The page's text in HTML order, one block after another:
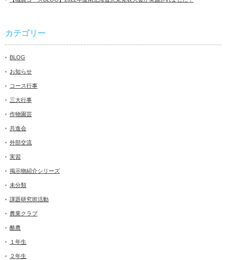
カテゴリー
BLOG
お知らせ
コース行事
三大行事
作物園芸
共進会
外部交流
実習
掲示物紹介シリーズ
未分類
課題研究班活動
農業クラブ
酪農
１年生
２年生